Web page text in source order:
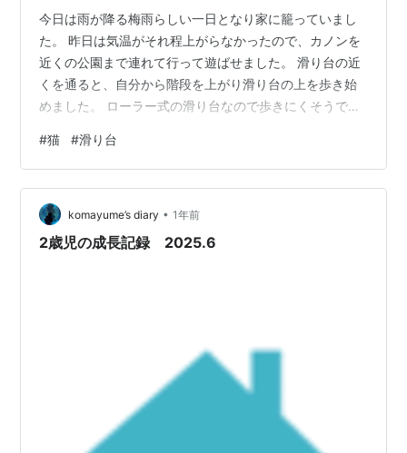
今日は雨が降る梅雨らしい一日となり家に籠っていまし
た。 昨日は気温がそれ程上がらなかったので、カノンを
近くの公園まで連れて行って遊ばせました。 滑り台の近
くを通ると、自分から階段を上がり滑り台の上を歩き始
めました。 ローラー式の滑り台なので歩きにくそうでし
ない様に歩く姿は、さすが猫といった感じで感心してし
まいました。
#猫 #滑り台
komayume’s diary • 1年前
2歳児の成長記録 2025.6